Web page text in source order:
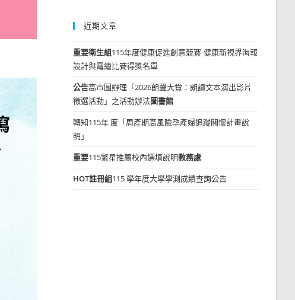
近期文章
重要衛生組115年度健康促進創意競賽-健康新視界海報
設計與電繪比賽得獎名單
公告高市圖辦理「2026朗聲大賞：朗讀文本演出影片
徵選活動」之活動辦法圖書館
轉知115年 度「周產期高風險孕產婦追蹤關懷計畫說
明」
重要115繁星推薦校內選填說明教務處
HOT註冊組115 學年度大學學測成績查詢公告